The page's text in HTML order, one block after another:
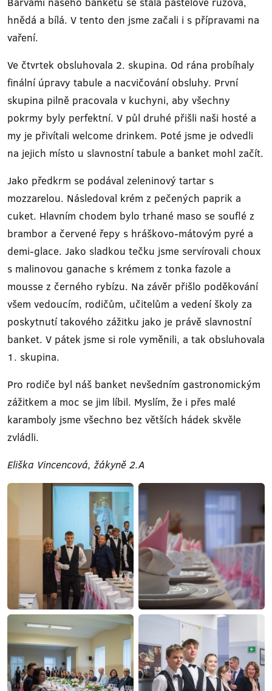
hnědá a bílá. V tento den jsme začali i s přípravami na
vaření.
Ve čtvrtek obsluhovala 2. skupina. Od rána probíhaly
finální úpravy tabule a nacvičování obsluhy. První
skupina pilně pracovala v kuchyni, aby všechny
pokrmy byly perfektní. V půl druhé přišli naši hosté a
my je přivítali welcome drinkem. Poté jsme je odvedli
na jejich místo u slavnostní tabule a banket mohl začít.
Jako předkrm se podával zeleninový tartar s
mozzarelou. Následoval krém z pečených paprik a
cuket. Hlavním chodem bylo trhané maso se souflé z
brambor a červené řepy s hráškovo-mátovým pyré a
demi-glace. Jako sladkou tečku jsme servírovali choux
s malinovou ganache s krémem z tonka fazole a
mousse z černého rybízu. Na závěr přišlo poděkování
všem vedoucím, rodičům, učitelům a vedení školy za
poskytnutí takového zážitku jako je právě slavnostní
banket. V pátek jsme si role vyměnili, a tak obsluhovala
1. skupina.
Pro rodiče byl náš banket nevšedním gastronomickým
zážitkem a moc se jim líbil. Myslím, že i přes malé
karamboly jsme všechno bez větších hádek skvěle
zvládli.
Eliška Vincencová, žákyně 2.A